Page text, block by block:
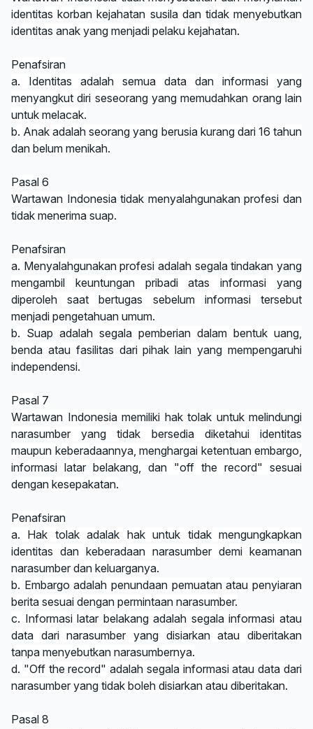
identitas korban kejahatan susila dan tidak menyebutkan
identitas anak yang menjadi pelaku kejahatan.
Penafsiran
a. Identitas adalah semua data dan informasi yang
menyangkut diri seseorang yang memudahkan orang lain
untuk melacak.
b. Anak adalah seorang yang berusia kurang dari 16 tahun
dan belum menikah.
Pasal 6
Wartawan Indonesia tidak menyalahgunakan profesi dan
tidak menerima suap.
Penafsiran
a. Menyalahgunakan profesi adalah segala tindakan yang
mengambil keuntungan pribadi atas informasi yang
diperoleh saat bertugas sebelum informasi tersebut
menjadi pengetahuan umum.
b. Suap adalah segala pemberian dalam bentuk uang,
benda atau fasilitas dari pihak lain yang mempengaruhi
independensi.
Pasal 7
Wartawan Indonesia memiliki hak tolak untuk melindungi
narasumber yang tidak bersedia diketahui identitas
maupun keberadaannya, menghargai ketentuan embargo,
informasi latar belakang, dan "off the record" sesuai
dengan kesepakatan.
Penafsiran
a. Hak tolak adalak hak untuk tidak mengungkapkan
identitas dan keberadaan narasumber demi keamanan
narasumber dan keluarganya.
b. Embargo adalah penundaan pemuatan atau penyiaran
berita sesuai dengan permintaan narasumber.
c. Informasi latar belakang adalah segala informasi atau
data dari narasumber yang disiarkan atau diberitakan
tanpa menyebutkan narasumbernya.
d. "Off the record" adalah segala informasi atau data dari
narasumber yang tidak boleh disiarkan atau diberitakan.
Pasal 8